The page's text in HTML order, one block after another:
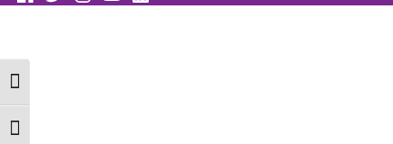
Toggle High Contrast
Toggle Font size